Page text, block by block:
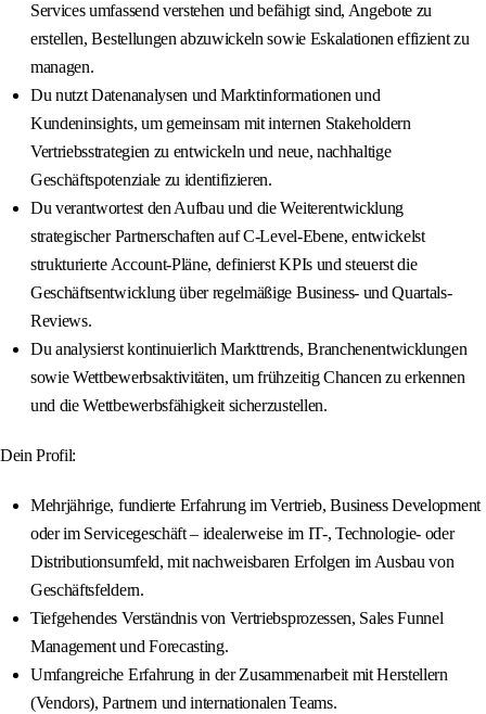
Services umfassend verstehen und befähigt sind, Angebote zu
erstellen, Bestellungen abzuwickeln sowie Eskalationen effizient zu
managen.
Du nutzt Datenanalysen und Marktinformationen und
Kundeninsights, um gemeinsam mit internen Stakeholdern
Vertriebsstrategien zu entwickeln und neue, nachhaltige
Geschäftspotenziale zu identifizieren.
Du verantwortest den Aufbau und die Weiterentwicklung
strategischer Partnerschaften auf C-Level-Ebene, entwickelst
strukturierte Account-Pläne, definierst KPIs und steuerst die
Geschäftsentwicklung über regelmäßige Business- und Quartals-
Reviews.
Du analysierst kontinuierlich Markttrends, Branchenentwicklungen
sowie Wettbewerbsaktivitäten, um frühzeitig Chancen zu erkennen
und die Wettbewerbsfähigkeit sicherzustellen.
Dein Profil:
Mehrjährige, fundierte Erfahrung im Vertrieb, Business Development
oder im Servicegeschäft – idealerweise im IT-, Technologie- oder
Distributionsumfeld, mit nachweisbaren Erfolgen im Ausbau von
Geschäftsfeldern.
Tiefgehendes Verständnis von Vertriebsprozessen, Sales Funnel
Management und Forecasting.
Umfangreiche Erfahrung in der Zusammenarbeit mit Herstellern
(Vendors), Partnern und internationalen Teams.